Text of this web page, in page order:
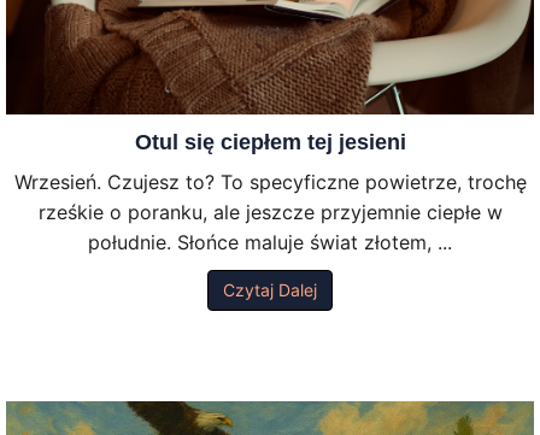
Otul się ciepłem tej jesieni
Wrzesień. Czujesz to? To specyficzne powietrze, trochę
rześkie o poranku, ale jeszcze przyjemnie ciepłe w
południe. Słońce maluje świat złotem, ...
Czytaj Dalej